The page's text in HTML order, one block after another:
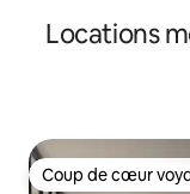
Locations
Coup de cœur
Coup de cœur